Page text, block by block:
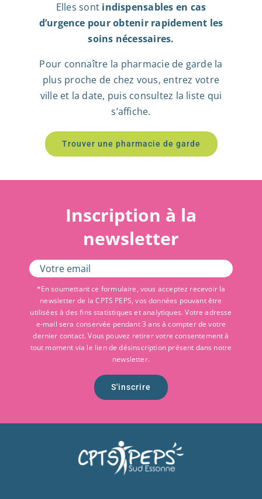
Elles sont indispensables en cas
d’urgence pour obtenir rapidement les
soins nécessaires.
Pour connaître la pharmacie de garde la
plus proche de chez vous, entrez votre
ville et la date, puis consultez la liste qui
s’affiche.
Trouver une pharmacie de garde
Inscription à la
newsletter
*En soumettant ce formulaire, vous acceptez recevoir la
newsletter de la CPTS PEPS, vos données pouvant être
utilisées à des fins statistiques et analytiques. Votre adresse
e-mail sera conservée pendant 3 ans à compter de votre
dernier contact. Vous pouvez retirer votre consentement à
tout moment via le lien de désinscription présent dans notre
newsletter.
S'inscrire